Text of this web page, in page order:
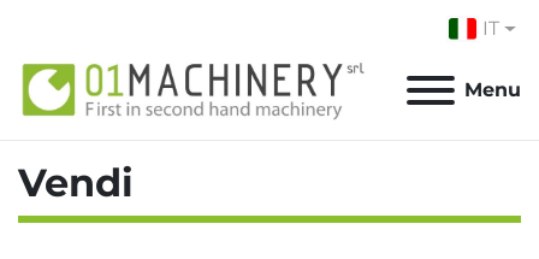
IT
Menu
Vendi